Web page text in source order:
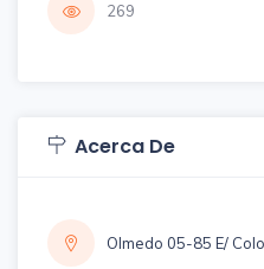
269
Acerca De
Olmedo 05-85 E/